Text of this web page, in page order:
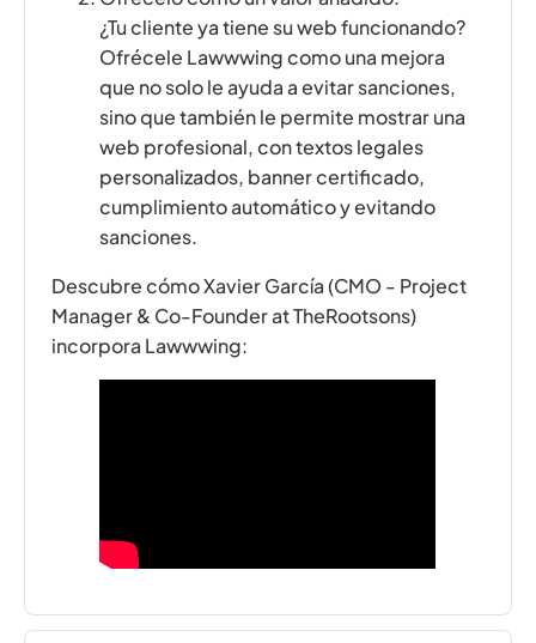
¿Tu cliente ya tiene su web funcionando?
Ofrécele Lawwwing como una mejora
que no solo le ayuda a evitar sanciones,
sino que también le permite mostrar una
web profesional, con textos legales
personalizados, banner certificado,
cumplimiento automático y evitando
sanciones.
Descubre cómo Xavier García (CMO - Project
Manager & Co-Founder at TheRootsons)
incorpora Lawwwing: